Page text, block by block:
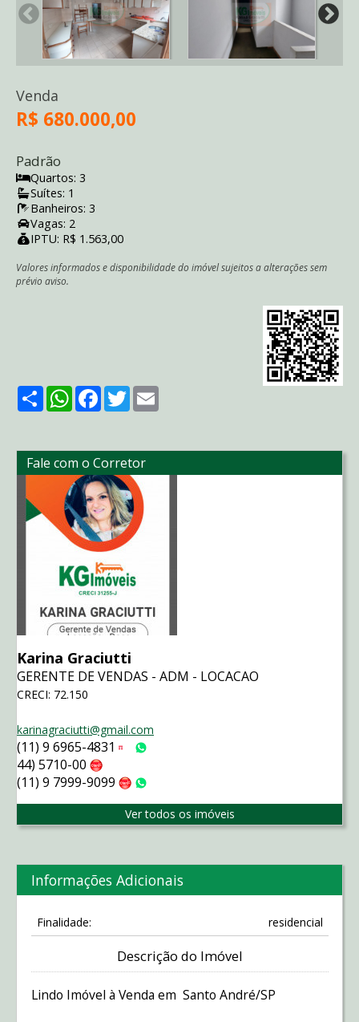
Venda
R$ 680.000,00
Padrão
Quartos: 3
Suítes: 1
Banheiros: 3
Vagas: 2
IPTU: R$ 1.563,00
Valores informados e disponibilidade do imóvel sujeitos a alterações sem
prévio aviso.
ShareWhatsApp
Facebook
Twitter
Fale com o Corretor
Karina Graciutti
GERENTE DE VENDAS - ADM - LOCACAO
CRECI: 72.150
karinagraciutti@gmail.com
(11) 9 6965-4831 Tim
44) 5710-00
(11) 9 7999-9099 Claro
Ver todos os imóveis
Informações Adicionais
Finalidade: residencial
Descrição do Imóvel
Lindo Imóvel à Venda em Santo André/SP